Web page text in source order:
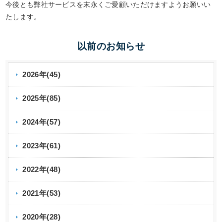
今後とも弊社サービスを末永くご愛顧いただけますようお願いい
たします。
以前のお知らせ
2026年(45)
2025年(85)
2024年(57)
2023年(61)
2022年(48)
2021年(53)
2020年(28)